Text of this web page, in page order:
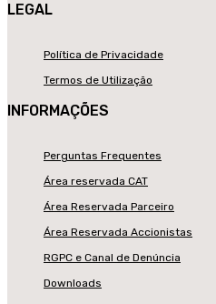
LEGAL
Política de Privacidade
Termos de Utilização
INFORMAÇÕES
Perguntas Frequentes
Área reservada CAT
Área Reservada Parceiro
Área Reservada Accionistas
RGPC e Canal de Denúncia
Downloads